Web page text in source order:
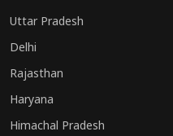
Uttar Pradesh
Delhi
Rajasthan
Haryana
Himachal Pradesh